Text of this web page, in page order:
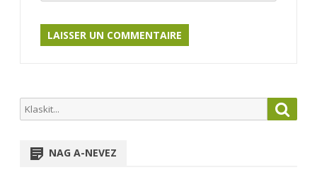
Search
for:
NAG A-NEVEZ